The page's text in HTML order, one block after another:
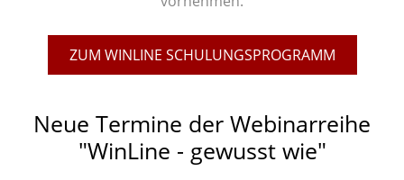
ZUM WINLINE SCHULUNGSPROGRAMM
Neue Termine der Webinarreihe
"WinLine - gewusst wie"